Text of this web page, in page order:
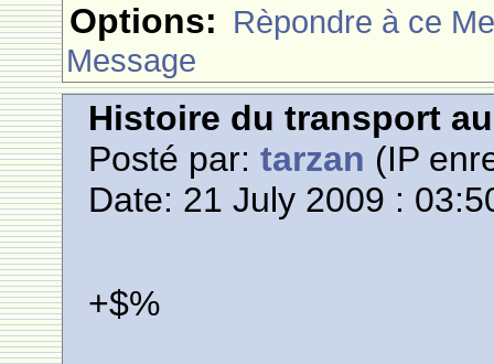
Options: Rèpondre à ce
Message
Histoire du transport
Posté par:tarzan (IP
Date: 21 July 2009 :
+$%